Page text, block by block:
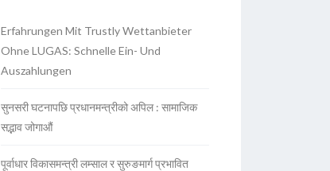
Erfahrungen Mit Trustly Wettanbieter
Ohne LUGAS: Schnelle Ein- Und
Auszahlungen
सुनसरी घटनापछि प्रधानमन्त्रीको अपिल : सामाजिक
सद्भाव जोगाऔं
पूर्वाधार विकासमन्त्री लम्साल र सुरुङमार्ग प्रभावित